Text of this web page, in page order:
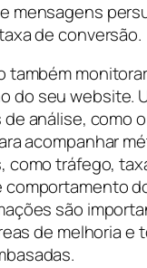
mensagens
de conversão.
também
do seu website.
análise, como
acompanhar
como tráfego,
comportamento
são
de melhoria e